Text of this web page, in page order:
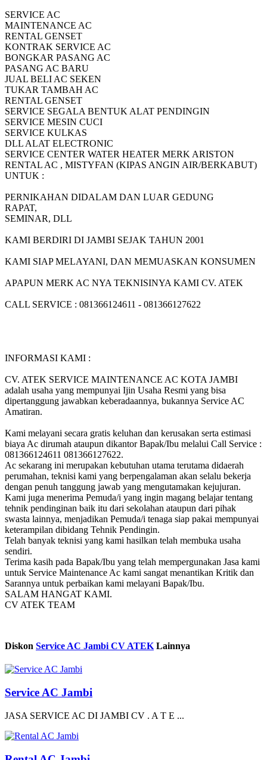
SERVICE AC
MAINTENANCE AC
RENTAL GENSET
KONTRAK SERVICE AC
BONGKAR PASANG AC
PASANG AC BARU
JUAL BELI AC SEKEN
TUKAR TAMBAH AC
RENTAL GENSET
SERVICE SEGALA BENTUK ALAT PENDINGIN
SERVICE MESIN CUCI
SERVICE KULKAS
DLL ALAT ELECTRONIC
SERVICE CENTER WATER HEATER MERK ARISTON
RENTAL AC , MISTYFAN (KIPAS ANGIN AIR/BERKABUT)
UNTUK :
PERNIKAHAN DIDALAM DAN LUAR GEDUNG
RAPAT,
SEMINAR, DLL
KAMI BERDIRI DI JAMBI SEJAK TAHUN 2001
KAMI SIAP MELAYANI, DAN MEMUASKAN KONSUMEN
APAPUN MERK AC NYA TEKNISINYA KAMI CV. ATEK
CALL SERVICE : 081366124611 - 081366127622
INFORMASI KAMI :
CV. ATEK SERVICE MAINTENANCE AC KOTA JAMBI
adalah usaha yang mempunyai Ijin Usaha Resmi yang bisa
dipertanggung jawabkan keberadaannya, bukannya Service AC
Amatiran.
Kami melayani secara gratis keluhan dan kerusakan serta estimasi
biaya Ac dirumah ataupun dikantor Bapak/Ibu melalui Call Service :
081366124611 081366127622.
Ac sekarang ini merupakan kebutuhan utama terutama didaerah
perumahan, teknisi kami yang berpengalaman akan selalu bekerja
dengan penuh tanggung jawab yang mengutamakan kejujuran.
Kami juga menerima Pemuda/i yang ingin magang belajar tentang
tehnik pendinginan baik itu dari sekolahan ataupun dari pihak
swasta lainnya, menjadikan Pemuda/i tenaga siap pakai mempunyai
keterampilan dibidang Tehnik Pendingin.
Telah banyak teknisi yang kami hasilkan telah membuka usaha
sendiri.
Terima kasih pada Bapak/Ibu yang telah mempergunakan Jasa kami
untuk Service Maintenance Ac kami sangat menantikan Kritik dan
Sarannya untuk perbaikan kami melayani Bapak/Ibu.
SALAM HANGAT KAMI.
CV ATEK TEAM
Diskon Service AC Jambi CV ATEK Lainnya
Service AC Jambi
JASA SERVICE AC DI JAMBI CV . A T E ...